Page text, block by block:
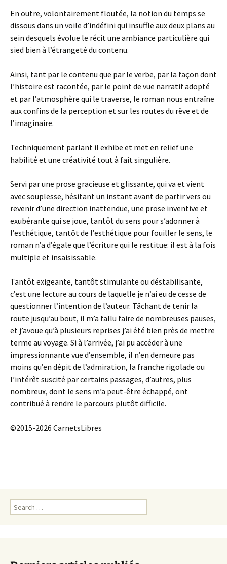
En outre, volontairement floutée, la notion du temps se
dissous dans un voile d’indéfini qui insuffle aux deux plans au
sein desquels évolue le récit une ambiance particulière qui
sied bien à l’étrangeté du contenu.
Ainsi, tant par le contenu que par le verbe, par la façon dont
l’histoire est racontée, par le point de vue narratif adopté
et par l’atmosphère qui le traverse, le roman nous entraîne
aux confins de la perception et sur les routes du rêve et de
l’imaginaire.
Techniquement parlant il exhibe et met en relief une
habilité et une créativité tout à fait singulière.
Servi par une prose gracieuse et glissante, qui va et vient
avec souplesse, hésitant un instant avant de partir vers ou
revenir d’une direction inattendue, une prose inventive et
exubérante qui se joue, tantôt du sens pour s’adonner à
l’esthétique, tantôt de l’esthétique pour fouiller le sens, le
roman n’a d’égale que l’écriture qui le restitue: il est à la fois
multiple et insaisissable.
Tantôt exigeante, tantôt stimulante ou déstabilisante,
c’est une lecture au cours de laquelle je n’ai eu de cesse de
questionner l’intention de l’auteur. Tâchant de tenir la
route jusqu’au bout, il m’a fallu faire de nombreuses pauses,
et j’avoue qu’à plusieurs reprises j’ai été bien près de mettre
terme au voyage. Si à l’arrivée, j’ai pu accéder à une
impressionnante vue d’ensemble, il n’en demeure pas
moins qu’en dépit de l’admiration, la franche rigolade ou
l’intérêt suscité par certains passages, d’autres, plus
nombreux, dont le sens m’a peut-être échappé, ont
contribué à rendre le parcours plutôt difficile.
©2015-2026 CarnetsLibres
Search
for: